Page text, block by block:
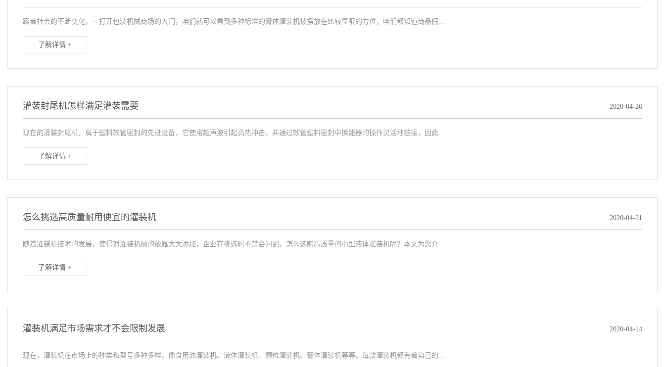
跟着社会的不断变化，一打开包装机械商场的大门，咱们就可以看到多种标准的膏体灌装机被摆放在比较显眼的方位，咱们都知道商品假...
了解详情 +
灌装封尾机怎样满足灌装需要 2020-04-26
现在的灌装封尾机，属于塑料软管密封的先进设备，它使用超声波引起高热冲击，并通过软管塑料密封中换能器的操作灵活地链接，因此...
了解详情 +
怎么挑选高质量耐用便宜的灌装机 2020-04-21
随着灌装机技术的发展，使得对灌装机械的依靠大大添加，企业在挑选时不禁会问到，怎么选购高质量的小型液体灌装机呢？本文为您介...
了解详情 +
灌装机满足市场需求才不会限制发展 2020-04-14
现在，灌装机在市场上的种类和型号多种多样，像食用油灌装机、液体灌装机、颗粒灌装机、膏体灌装机等等。每款灌装机都有着自己的...